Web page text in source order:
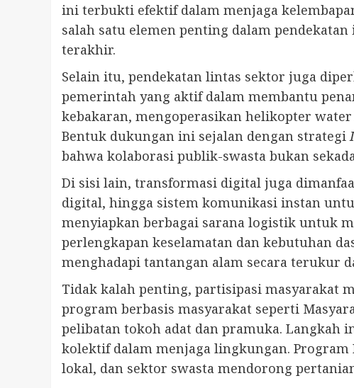
ini terbukti efektif dalam menjaga
salah satu elemen penting dalam
terakhir.
Selain itu, pendekatan lintas sektor juga
pemerintah yang aktif dalam membantu
kebakaran, mengoperasikan helikopter
Bentuk dukungan ini sejalan dengan strategi
bahwa kolaborasi publik-swasta bukan
Di sisi lain, transformasi digital juga
digital, hingga sistem komunikasi instan
menyiapkan berbagai sarana logistik untuk
perlengkapan keselamatan dan kebutuhan
menghadapi tantangan alam secara terukur
Tidak kalah penting, partisipasi masyarakat
program berbasis masyarakat seperti
pelibatan tokoh adat dan pramuka.
kolektif dalam menjaga lingkungan.
lokal, dan sektor swasta mendorong